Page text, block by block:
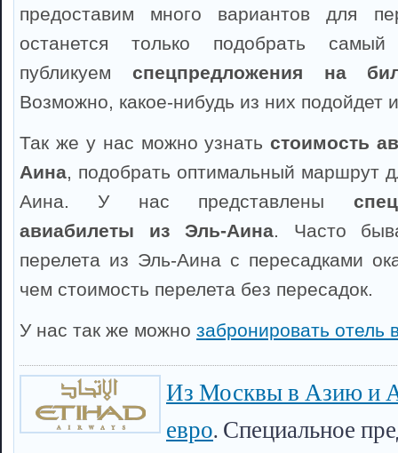
предоставим много вариантов для
останется только подобрать
публикуем спецпредложения на
Возможно, какое-нибудь из них подойдет
Так же у нас можно узнатьстоимость
Аина, подобрать оптимальный маршрут
Аина. У нас представлены
авиабилеты из Эль-Аина. Часто
перелета из Эль-Аина с пересадками
чем стоимость перелета без пересадок.
У нас так же можно забронировать отель
Из Москвы в Азию и
евро. Специальное